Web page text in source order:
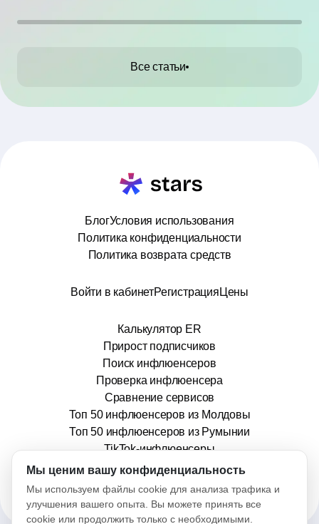
Все статьи
БлогУсловия использования
Политика конфиденциальности
Политика возврата средств
Войти в кабинетРегистрация Цены
Калькулятор ER
Прирост подписчиков
Поиск инфлюенсеров
Проверка инфлюенсера
Сравнение сервисов
Топ 50 инфлюенсеров из Молдовы
Топ 50 инфлюенсеров из Румынии
TikTok-инфлюенсеры
info@stars.md
Мы ценим вашу конфиденциальность
Мы используем файлы cookie для анализа трафика и
улучшения вашего опыта. Вы можете принять все
cookie или продолжить только с необходимыми.